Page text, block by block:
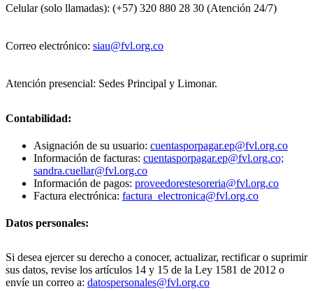
Celular (solo llamadas): (+57) 320 880 28 30 (Atención 24/7)
Correo electrónico: siau@fvl.org.co
Atención presencial: Sedes Principal y Limonar.
Contabilidad:
Asignación de su usuario: cuentasporpagar.ep@fvl.org.co
Información de facturas: cuentasporpagar.ep@fvl.org.co;
sandra.cuellar@fvl.org.co
Información de pagos: proveedorestesoreria@fvl.org.co
Factura electrónica: factura_electronica@fvl.org.co
Datos personales:
Si desea ejercer su derecho a conocer, actualizar, rectificar o suprimir
sus datos, revise los artículos 14 y 15 de la Ley 1581 de 2012 o
envíe un correo a: datospersonales@fvl.org.co